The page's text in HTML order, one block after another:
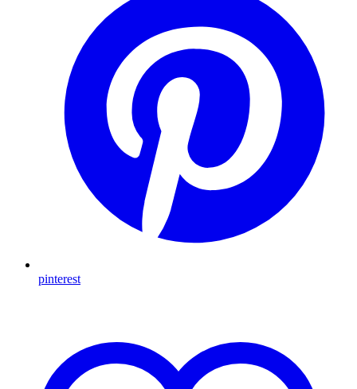
pinterest